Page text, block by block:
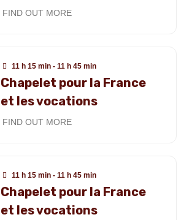
FIND OUT MORE
11 h 15 min - 11 h 45 min
Chapelet pour la France
et les vocations
FIND OUT MORE
11 h 15 min - 11 h 45 min
Chapelet pour la France
et les vocations